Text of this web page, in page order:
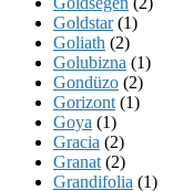
Goldstar(1)
Goliath (2)
Golubizna (1)
Gondüzo (2)
Gorizont (1)
Goya (1)
Gracia (2)
Granat (2)
Grandifolia (1)